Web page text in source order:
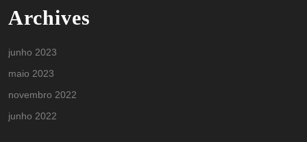
Archives
junho 2023
maio 2023
novembro 2022
junho 2022